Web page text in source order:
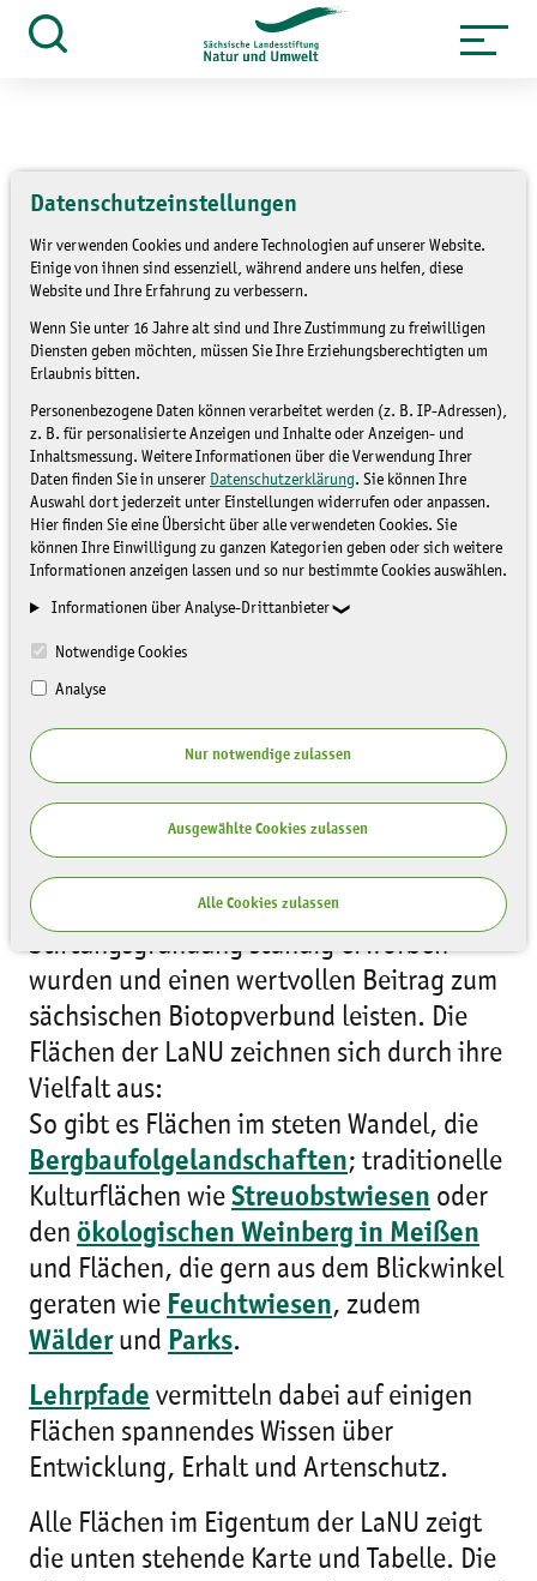
Datenschutzeinstellungen
Wir verwenden Cookies und andere Technologien auf unserer Website.
Einige von ihnen sind essenziell, während andere uns helfen, diese
Website und Ihre Erfahrung zu verbessern.
Wenn Sie unter 16 Jahre alt sind und Ihre Zustimmung zu freiwilligen
Diensten geben möchten, müssen Sie Ihre Erziehungsberechtigten um
Erlaubnis bitten.
Personenbezogene Daten können verarbeitet werden (z. B. IP-Adressen),
z. B. für personalisierte Anzeigen und Inhalte oder Anzeigen- und
Inhaltsmessung. Weitere Informationen über die Verwendung Ihrer
Daten finden Sie in unserer Datenschutzerklärung. Sie können Ihre
Auswahl dort jederzeit unter Einstellungen widerrufen oder anpassen.
Hier finden Sie eine Übersicht über alle verwendeten Cookies. Sie
können Ihre Einwilligung zu ganzen Kategorien geben oder sich weitere
Informationen anzeigen lassen und so nur bestimmte Cookies auswählen.
Informationen über Analyse-Drittanbieter
Notwendige Cookies
Analyse
Nur notwendige zulassen
Ausgewählte Cookies zulassen
Alle Cookies zulassen
Zum
Inhalt
Themen » Natur und Landschaft
» Übersicht LaNU-Flächen
Natur und Landschaft
Über Naturschutz reden ist der erste
Schritt, Naturschutz auch wirklich zu
wollen, der zweite. Der dritte und
wichtigste Schritt aber ist, Naturschutz in
der Fläche umzusetzen. Das tut die LaNU
auf ihren Flächen, die seit der
Stiftungsgründung ständig erworben
wurden und einen wertvollen Beitrag zum
sächsischen Biotopverbund leisten. Die
Flächen der LaNU zeichnen sich durch ihre
Vielfalt aus:
So gibt es Flächen im steten Wandel, die
Bergbaufolgelandschaften; traditionelle
Kulturflächen wie Streuobstwiesen oder
den ökologischen Weinberg in Meißen
und Flächen, die gern aus dem Blickwinkel
geraten wie Feuchtwiesen, zudem
Wälderund Parks.
Lehrpfade vermitteln dabei auf einigen
Flächen spannendes Wissen über
Entwicklung, Erhalt und Artenschutz.
Alle Flächen im Eigentum der LaNU zeigt
die unten stehende Karte und Tabelle. Die